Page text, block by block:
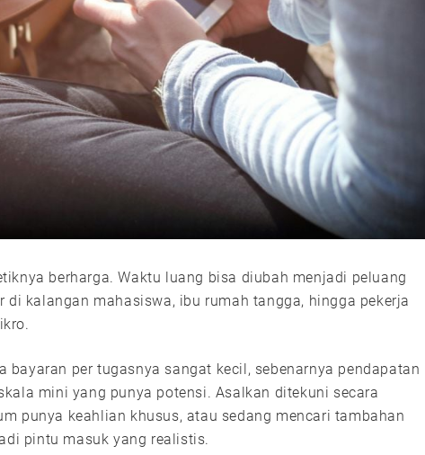
berharga. Waktu luang bisa diubah menjadi peluang
kalangan mahasiswa, ibu rumah tangga, hingga pekerja
bayaran per tugasnya sangat kecil, sebenarnya pendapatan
mini yang punya potensi. Asalkan ditekuni secara
punya keahlian khusus, atau sedang mencari tambahan
pintu masuk yang realistis.